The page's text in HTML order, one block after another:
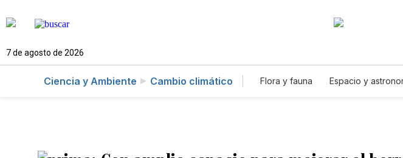
7 de agosto de 2026
Ciencia y Ambiente Cambio climático Flora y fauna Espacio y